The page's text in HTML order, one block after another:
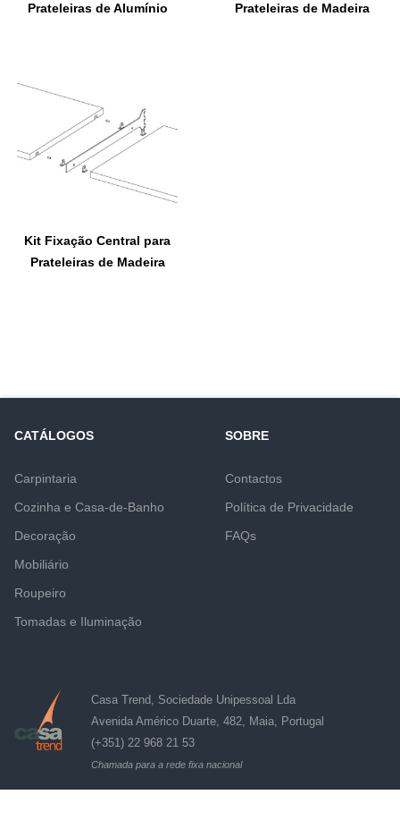
Prateleiras de Alumínio
Prateleiras de Madeira
Kit Fixação Central para
Prateleiras de Madeira
CATÁLOGOS
Carpintaria
Cozinha e Casa-de-Banho
Decoração
Mobiliário
Roupeiro
Tomadas e Iluminação
SOBRE
Contactos
Política de Privacidade
FAQs
Casa Trend, Sociedade Unipessoal Lda
Avenida Américo Duarte, 482, Maia, Portugal
(+351) 22 968 21 53
Chamada para a rede fixa nacional